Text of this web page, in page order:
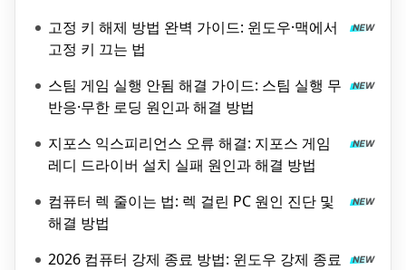
고정 키 해제 방법 완벽 가이드: 윈도우·맥에서
고정 키 끄는 법
스팀 게임 실행 안됨 해결 가이드: 스팀 실행 무
반응·무한 로딩 원인과 해결 방법
지포스 익스피리언스 오류 해결: 지포스 게임
레디 드라이버 설치 실패 원인과 해결 방법
컴퓨터 렉 줄이는 법: 렉 걸린 PC 원인 진단 및
해결 방법
2026 컴퓨터 강제 종료 방법: 윈도우 강제 종료